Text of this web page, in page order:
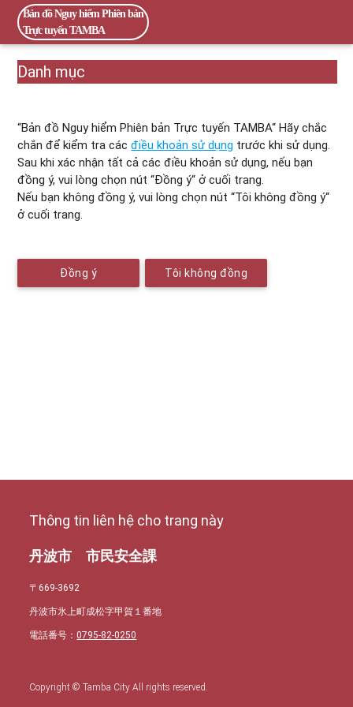
Bản đồ Nguy hiểm Phiên bản
Trực tuyến TAMBA
Danh mục
“Bản đồ Nguy hiểm Phiên bản Trực tuyến TAMBA“ Hãy chắc
chắn để kiểm tra cácđiều khoản sử dụng trước khi sử dụng.
Sau khi xác nhận tất cả các điều khoản sử dụng, nếu bạn
đồng ý, vui lòng chọn nút “Đồng ý“ ở cuối trang.
Nếu bạn không đồng ý, vui lòng chọn nút “Tôi không đồng ý“
ở cuối trang.
Đồng ý Tôi không đồng
Thông tin liên hệ cho trang này
丹波市 市民安全課
〒669-3692
丹波市氷上町成松字甲賀１番地
電話番号：0795-82-0250
Copyright © Tamba City All rights reserved.